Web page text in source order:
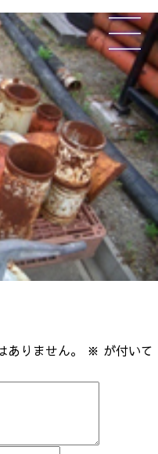
りません。 ※ が付いて